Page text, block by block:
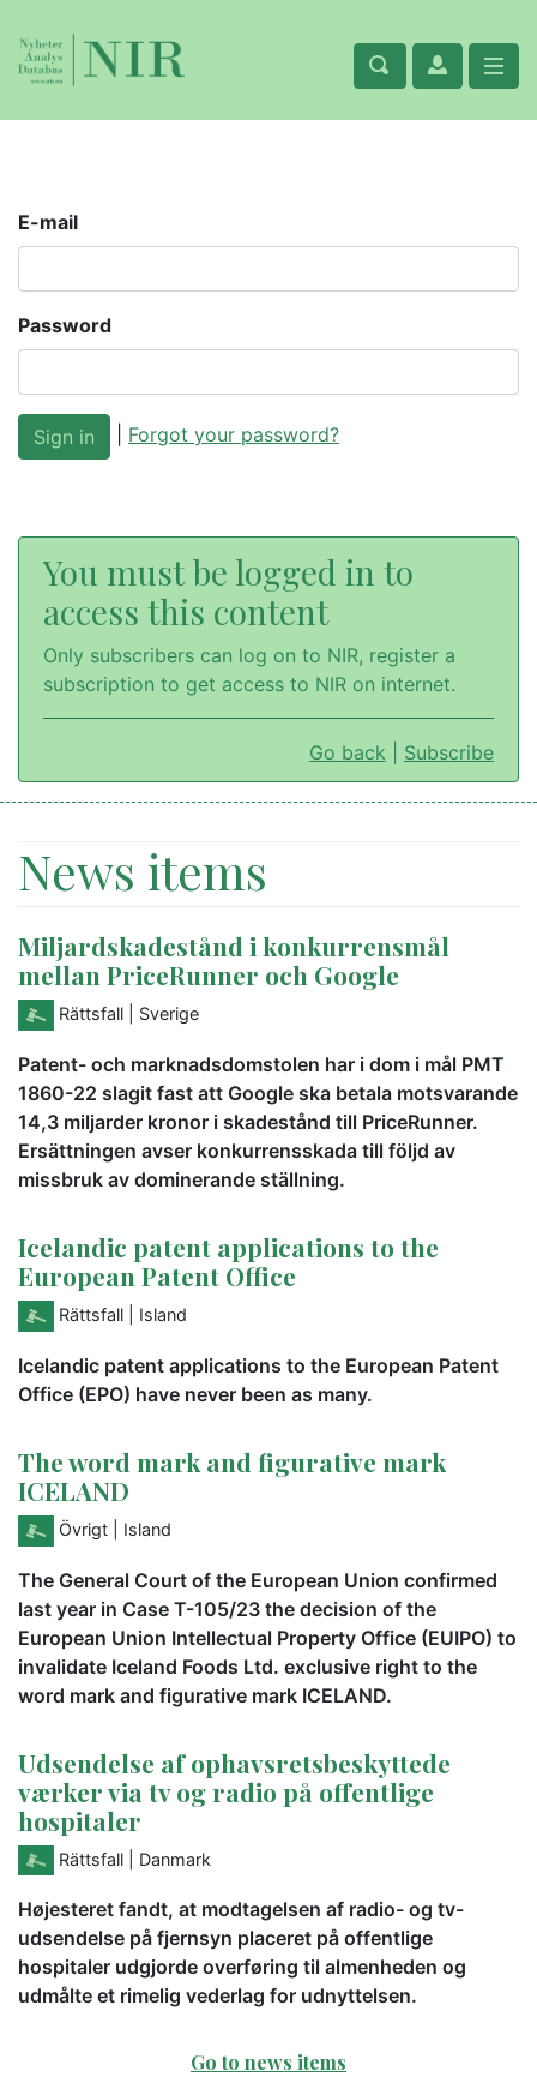
E-mail
Password
Forgot your password?
You must be logged in to
access this content
Only subscribers can log on to NIR, register a
subscription to get access to NIR on internet.
Go back Subscribe
News items
Miljardskadestånd i konkurrensmål
mellan PriceRunner och Google
Rättsfall | Sverige
Patent- och marknadsdomstolen har i dom i mål PMT
1860-22 slagit fast att Google ska betala motsvarande
14,3 miljarder kronor i skadestånd till PriceRunner.
Ersättningen avser konkurrensskada till följd av
missbruk av dominerande ställning.
Icelandic patent applications to the
European Patent Office
Rättsfall | Island
Icelandic patent applications to the European Patent
Office (EPO) have never been as many.
The word mark and figurative mark
ICELAND
Övrigt | Island
The General Court of the European Union confirmed
last year in Case T-105/23 the decision of the
European Union Intellectual Property Office (EUIPO) to
invalidate Iceland Foods Ltd. exclusive right to the
word mark and figurative mark ICELAND.
Udsendelse af ophavsretsbeskyttede
værker via tv og radio på offentlige
hospitaler
Rättsfall | Danmark
Højesteret fandt, at modtagelsen af radio- og tv-
udsendelse på fjernsyn placeret på offentlige
hospitaler udgjorde overføring til almenheden og
udmålte et rimelig vederlag for udnyttelsen.
Go to news items